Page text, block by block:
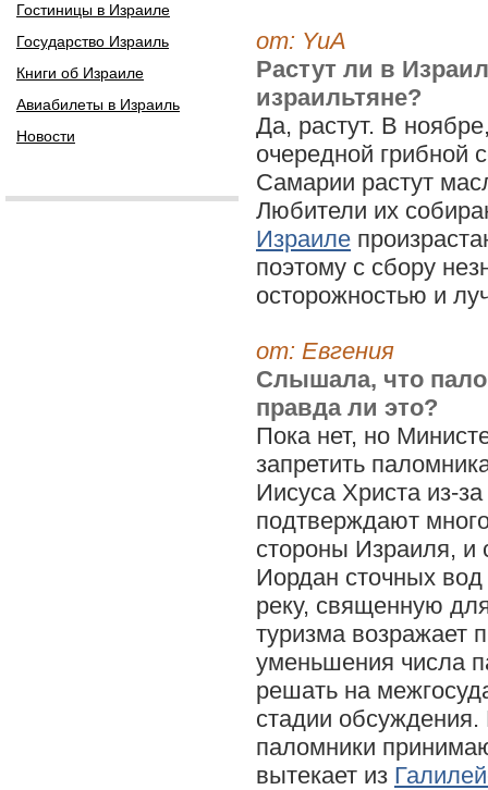
Гостиницы в Израиле
Государство Израиль
Книги об Израиле
Авиабилеты в Израиль
Новости
от: YuA
Растут ли в
израильтяне?
Да, растут. В
очередной грибной
Самарии растут
Любители их
Израиле
поэтому с сбору
осторожностью и
от: Евгения
Слышала, что
правда ли это?
Пока нет, но
запретить
Иисуса Христа из-
подтверждают
стороны Израиля, и
Иордан сточных
реку, священную
туризма возражает
уменьшения числа
решать на
стадии обсуждения.
паломники
вытекает из